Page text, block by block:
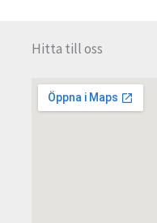
Hitta till oss